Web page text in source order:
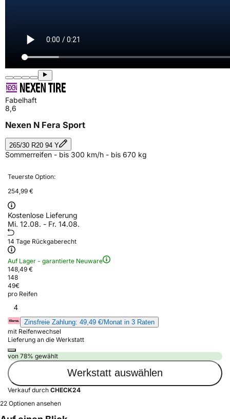
Fabelhaft
8,6
Nexen N Fera Sport
265/30 R20 94 Y
Sommerreifen - bis 300 km/h - bis 670 kg
Teuerste Option:
254,99 €
Kostenlose Lieferung
Mi. 12.08. - Fr. 14.08.
14 Tage Rückgaberecht
Auf Lager - garantierte Neuware
148,49 €
148
49€
pro Reifen
4
Zinsfreie Zahlung: 49,49 €/Monat in 3 Raten
mit Reifenwechsel
Lieferung an die Werkstatt
von 78% gewählt
Werkstatt auswählen
Verkauf durch CHECK24
22 Optionen ansehen